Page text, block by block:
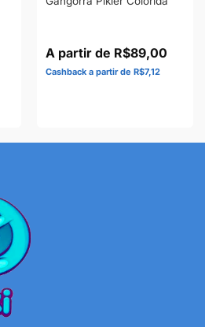
R$89,00
R$7,12